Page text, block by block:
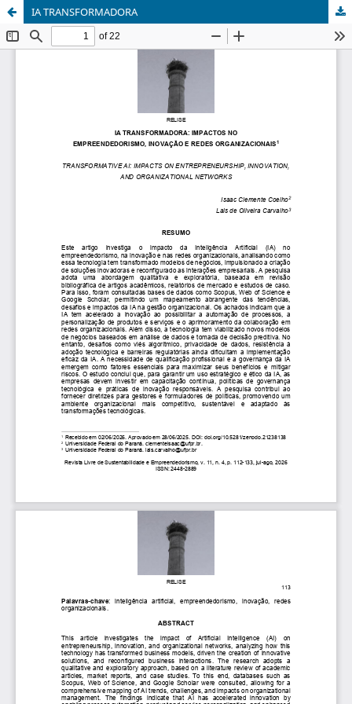
IA TRANSFORMADORA